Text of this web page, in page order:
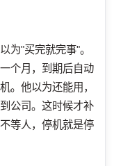
为"买完就完事"。
个月，到期后自动
。他以为还能用，
公司。这时候才补
等人，停机就是停